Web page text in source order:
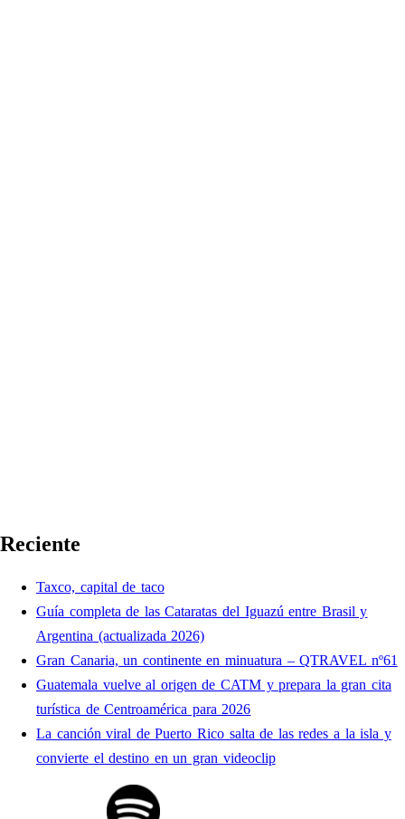
Reciente
Taxco, capital de taco
Guía completa de las Cataratas del Iguazú entre Brasil y
Argentina (actualizada 2026)
Gran Canaria, un continente en minuatura – QTRAVEL nº61
Guatemala vuelve al origen de CATM y prepara la gran cita
turística de Centroamérica para 2026
La canción viral de Puerto Rico salta de las redes a la isla y
convierte el destino en un gran videoclip